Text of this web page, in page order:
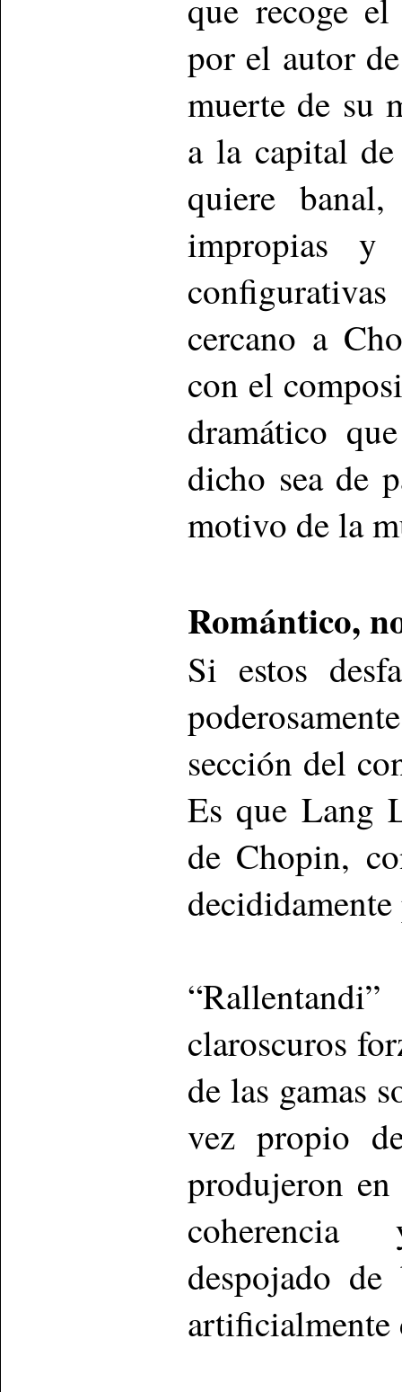
que recoge
por el autor
muerte de su
a la capital
quiere banal,
impropias y
cercano a
con el
dramático
dicho sea de
motivo de la
Romántico,
Si estos
sección del
Es que Lang
de Chopin,
claroscuros
de las gamas
vez propio
produjeron
coherencia
despojado
artificialmente